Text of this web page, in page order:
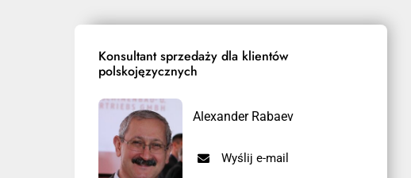
Konsultant sprzedaży dla klientów
polskojęzycznych
Alexander Rabaev
Wyślij e-mail